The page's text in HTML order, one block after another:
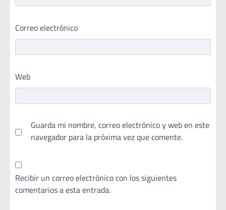
Correo electrónico
Web
Guarda mi nombre, correo electrónico y web en este
navegador para la próxima vez que comente.
Recibir un correo electrónico con los siguientes
comentarios a esta entrada.